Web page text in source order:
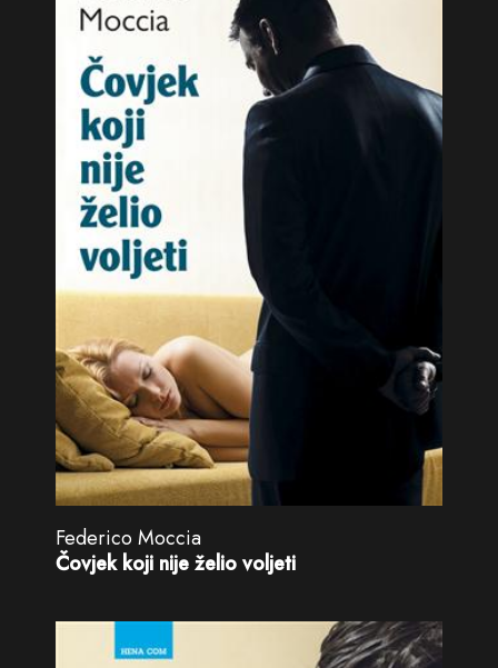
Federico Moccia
Čovjek koji nije želio voljeti